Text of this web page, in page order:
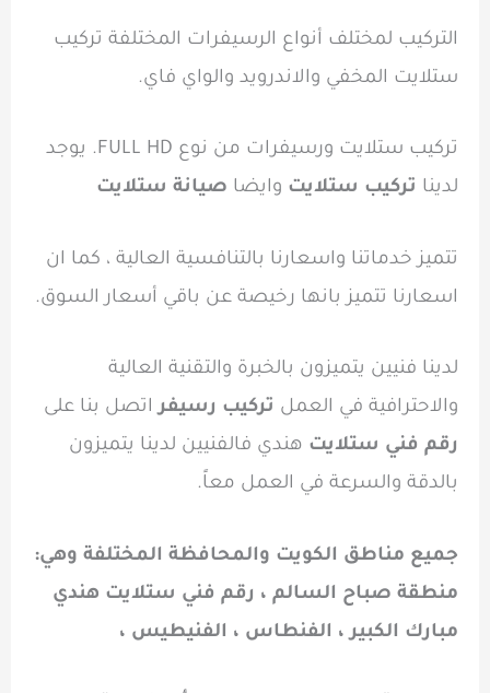
التركيب لمختلف أنواع الرسيفرات المختلفة تركيب
ستلايت المخفي والاندرويد والواي فاي.
تركيب ستلايت ورسيفرات من نوع FULL HD. يوجد
لدينا تركيب ستلايت وايضا صيانة ستلايت
تتميز خدماتنا واسعارنا بالتنافسية العالية ، كما ان
اسعارنا تتميز بانها رخيصة عن باقي أسعار السوق.
لدينا فنيين يتميزون بالخبرة والتقنية العالية
والاحترافية في العمل تركيب رسيفراتصل بنا على
رقم فني ستلايت هندي فالفنيين لدينا يتميزون
بالدقة والسرعة في العمل معاً.
جميع مناطق الكويت والمحافظة المختلفة وهي:
منطقة صباح السالم ، رقم فني ستلايت هندي
مبارك الكبير ، الفنطاس ، الفنيطيس ،